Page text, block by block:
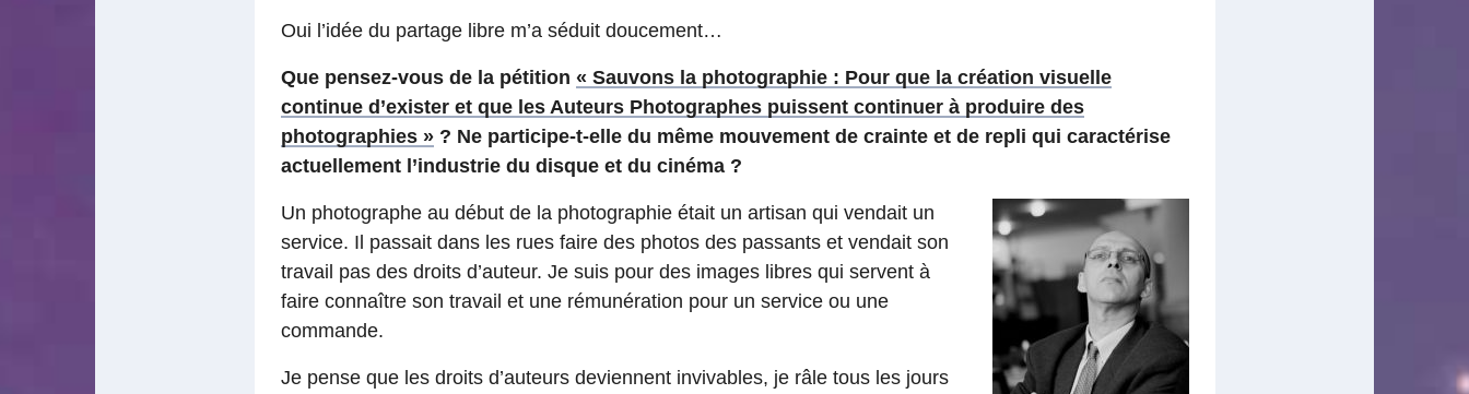
Oui l’idée du partage libre m’a séduit doucement…
Que pensez-vous de la pétition « Sauvons la photographie : Pour que la création visuelle
continue d’exister et que les Auteurs Photographes puissent continuer à produire des
photographies »? Ne participe-t-elle du même mouvement de crainte et de repli qui caractérise
actuellement l’industrie du disque et du cinéma ?
Un photographe au début de la photographie était un artisan qui vendait un
service. Il passait dans les rues faire des photos des passants et vendait son
travail pas des droits d’auteur. Je suis pour des images libres qui servent à
faire connaître son travail et une rémunération pour un service ou une
commande.
Je pense que les droits d’auteurs deviennent invivables, je râle tous les jours